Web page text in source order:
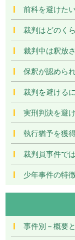
前科を避けたい
裁判はどのく
裁判中は釈放
保釈が認めら
裁判を避ける
実刑判決を避
執行猶予を獲
裁判員事件で
少年事件の特
事件別－概要